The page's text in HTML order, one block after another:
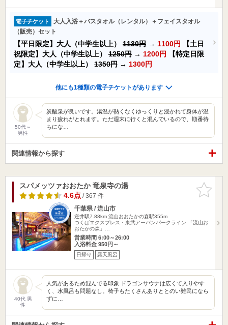
電子チケット
大人入浴＋バスタオル（レンタル）＋フェイスタオル
（販売）セット
【平日限定】大人（中学生以上） 1130円 → 1100円
【土日
祝限定】大人（中学生以上） 1250円 → 1200円
【特定日限
定】大人（中学生以上） 1350円 → 1300円
他にも1種類の電子チケットがあります
50代～
男性
炭酸泉が良いです。湯温が熱くなくゆっくりと浸かれて身体が温
まり疲れがとれます。ただ週末に行くと混んでいるので、順番待
ちにな…
関連情報から探す
お気に入
りに追加
スパメッツァおおたか 竜泉寺の湯
4.6点/ 367 件
千葉県 / 流山市
逆井駅7.88km 流山おおたかの森駅355m
つくばエクスプレス・東武アーバンパークライン 「流山お
おたかの森」…
営業時間 6:00～26:00
入浴料金 950円～
日帰り 露天風呂
40代 男
性
人気があるため混んでる印象 ドラゴンサウナは広くて入りやす
く、水風呂も問題なし。椅子もたくさんありととのい難民になら
ずに…